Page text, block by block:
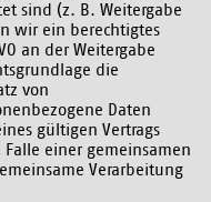
sind (z. B. Weitergabe
wir ein berechtigtes
an der Weitergabe
die
von
Daten
gültigen Vertrags
einer gemeinsamen
Verarbeitung